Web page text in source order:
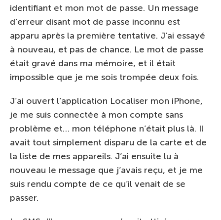
identifiant et mon mot de passe. Un message
d’erreur disant mot de passe inconnu est
apparu après la première tentative. J’ai essayé
à nouveau, et pas de chance. Le mot de passe
était gravé dans ma mémoire, et il était
impossible que je me sois trompée deux fois.
J’ai ouvert l’application Localiser mon iPhone,
je me suis connectée à mon compte sans
problème et… mon téléphone n’était plus là. Il
avait tout simplement disparu de la carte et de
la liste de mes appareils. J’ai ensuite lu à
nouveau le message que j’avais reçu, et je me
suis rendu compte de ce qu’il venait de se
passer.